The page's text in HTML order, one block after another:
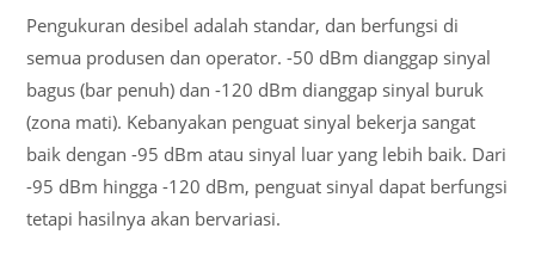
Pengukuran desibel adalah standar, dan berfungsi di
semua produsen dan operator. -50 dBm dianggap sinyal
bagus (bar penuh) dan -120 dBm dianggap sinyal buruk
(zona mati). Kebanyakan penguat sinyal bekerja sangat
baik dengan -95 dBm atau sinyal luar yang lebih baik. Dari
-95 dBm hingga -120 dBm, penguat sinyal dapat berfungsi
tetapi hasilnya akan bervariasi.